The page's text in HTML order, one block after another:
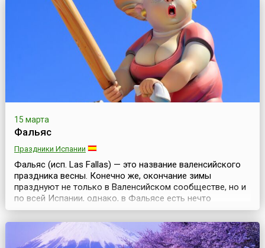
15 марта
Фальяс
Праздники Испании
Фальяс (исп. Las Fallas) — это название валенсийского
праздника весны. Конечно же, окончание зимы
празднуют не только в Валенсийском сообществе, но и
по всей Испании, однако, в Фальясе есть нечто
существенно отличающее его от других подобных
праздников. Нечто, притягивающее в город, в период с
15 по 19 марта, многочисленных туристов.Фальяс — это
торжественное, или лучше сказать праздничное сжи...